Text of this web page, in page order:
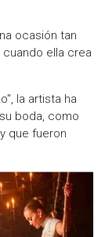
ocasión tan
ella crea
la artista ha
boda, como
que fueron